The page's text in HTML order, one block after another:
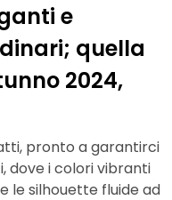
e
quella
2024,
pronto a garantirci
dove i colori vibranti
le silhouette fluide ad